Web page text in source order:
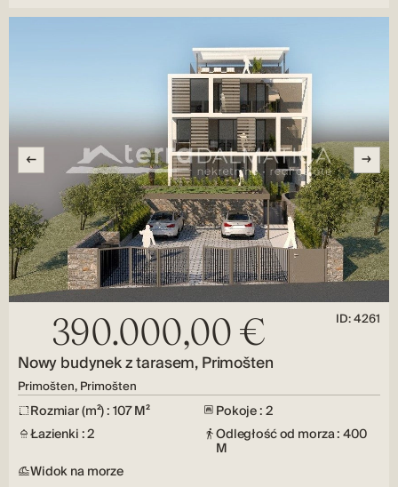
390.000,00 € ID: 4261
Nowy budynek z tarasem, Primošten
Primošten, Primošten
Rozmiar (m²) : 107 M²
Pokoje : 2
Łazienki : 2
Odległość od morza : 400
M
Widok na morze